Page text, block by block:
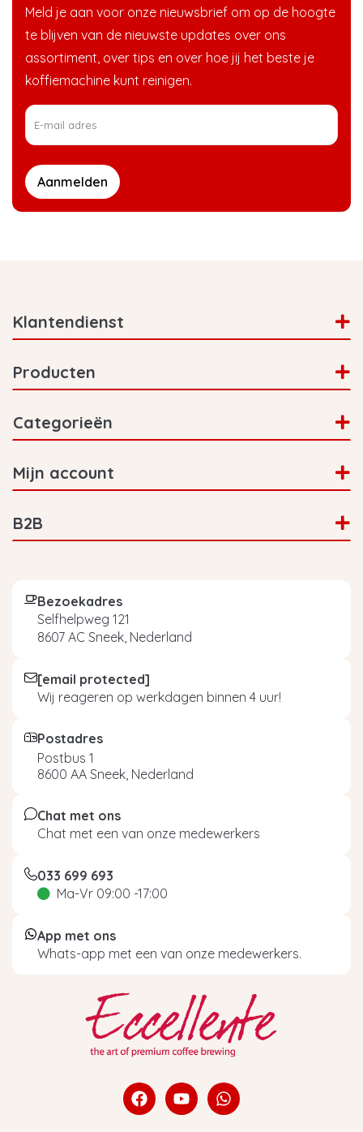
Meld je aan voor onze nieuwsbrief om op de hoogte
te blijven van de nieuwste updates over ons
assortiment, over tips en over hoe jij het beste je
koffiemachine kunt reinigen.
Aanmelden
Klantendienst
Producten
Categorieën
Mijn account
B2B
Bezoekadres
Selfhelpweg 121
8607 AC Sneek, Nederland
[email protected]
Wij reageren op werkdagen binnen 4 uur!
Postadres
Postbus 1
8600 AA Sneek, Nederland
Chat met ons
Chat met een van onze medewerkers
033 699 693
Ma-Vr 09:00 -17:00
App met ons
Whats-app met een van onze medewerkers.